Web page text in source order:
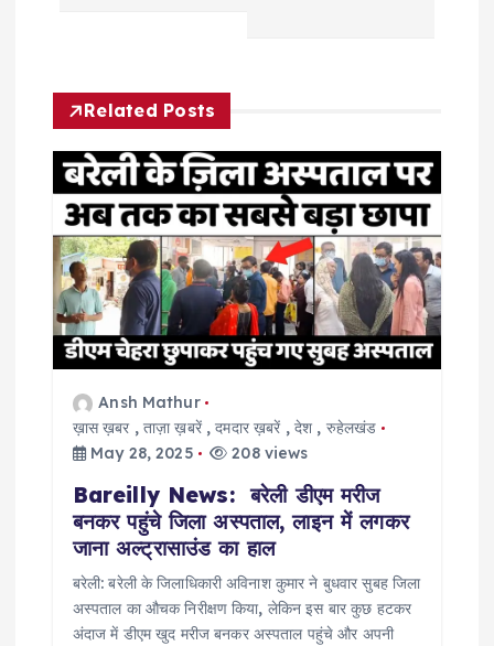
a
v
g
a
t
Related Posts
Ansh Mathur
ख़ास ख़बर ,ताज़ा ख़बरें,दमदार ख़बरें , देश , रुहेलखंड
May 28, 2025
208 views
Bareilly News: बरेली डीएम मरीज
बनकर पहुंचे जिला अस्पताल, लाइन में लगकर
जाना अल्ट्रासाउंड का हाल
बरेली: बरेली के जिलाधिकारी अविनाश कुमार ने बुधवार सुबह जिला
अस्पताल का औचक निरीक्षण किया, लेकिन इस बार कुछ हटकर
अंदाज में डीएम खुद मरीज बनकर अस्पताल पहुंचे और अपनी